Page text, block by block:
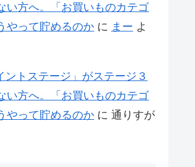
い方へ。「お買いものカテゴ
やって貯めるのか に まー よ
ントステージ」がステージ３
い方へ。「お買いものカテゴ
やって貯めるのか に 通りすが